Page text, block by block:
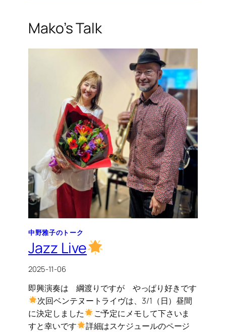
Mako’s Talk
中野雅子のトーク
Jazz Live
2025-11-06
即興演奏は 綱渡りですが やっぱり好きです
次回ベンテヌートライヴは、3/1（日）昼間
に決定しました
ご予定にメモして下さいま
すと幸いです
詳細はスケジュールのページ